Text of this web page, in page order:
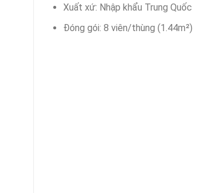
Xuất xứ: Nhập khẩu Trung Quốc
Đóng gói: 8 viên/thùng (1.44m²)